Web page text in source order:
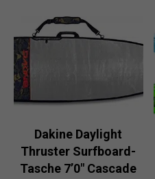
Dakine Daylight
Thruster Surfboard-
Tasche 7’0″ Cascade